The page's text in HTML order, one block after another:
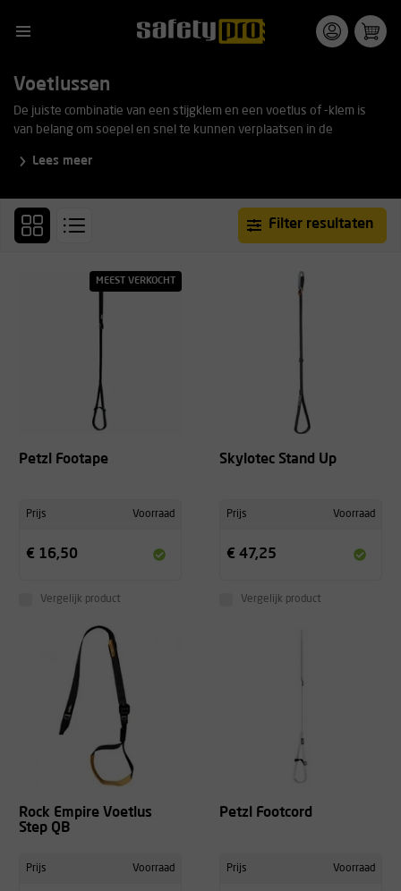
Voetlussen
De juiste combinatie van een stijgklem en een voetlus of -klem is
van belang om soepel en snel te kunnen verplaatsen in de
opklim in een touw, gaan staan. Zodat bijvoorbeeld een ventrale
Lees meer
Filter resultaten
MEEST VERKOCHT
Petzl Footape
Prijs Voorraad
€ 16,50
Vergelijk product
Skylotec Stand Up
Prijs Voorraad
€ 47,25
Vergelijk product
Rock Empire Voetlus
Step QB
Prijs Voorraad
Petzl Footcord
Prijs Voorraad